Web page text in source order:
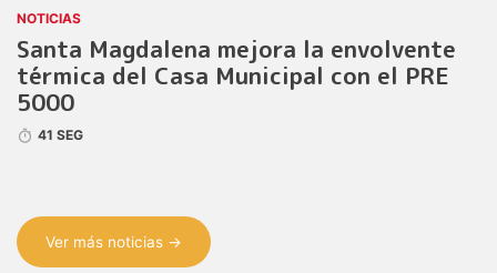
NOTICIAS
Santa Magdalena mejora la envolvente
térmica del Casa Municipal con el PRE
5000
41 SEG
Ver más noticias →